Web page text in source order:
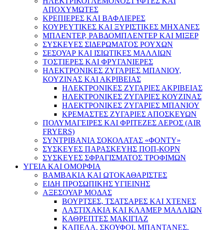
ΑΠΟΧΥΜΩΤΕΣ
ΚΡΕΠΙΕΡΕΣ ΚΑΙ ΒΑΦΛΙΕΡΕΣ
ΚΟΥΡΕΥΤΙΚΕΣ ΚΑΙ ΞΥΡΙΣΤΙΚΕΣ ΜΗΧΑΝΕΣ
ΜΠΛΕΝΤΕΡ, ΡΑΒΔΟΜΠΛΕΝΤΕΡ ΚΑΙ ΜΙΞΕΡ
ΣΥΣΚΕΥΕΣ ΣΙΔΕΡΩΜΑΤΟΣ ΡΟΥΧΩΝ
ΣΕΣΟΥΑΡ ΚΑΙ ΙΣΙΩΤΙΚΕΣ ΜΑΛΛΙΩΝ
ΤΟΣΤΙΕΡΕΣ ΚΑΙ ΦΡΥΓΑΝΙΕΡΕΣ
ΗΛΕΚΤΡΟΝΙΚΕΣ ΖΥΓΑΡΙΕΣ ΜΠΑΝΙΟΥ,
ΚΟΥΖΙΝΑΣ ΚΑΙ ΑΚΡΙΒΕΙΑΣ
ΗΛΕΚΤΡΟΝΙΚΕΣ ΖΥΓΑΡΙΕΣ ΑΚΡΙΒΕΙΑΣ
ΗΛΕΚΤΡΟΝΙΚΕΣ ΖΥΓΑΡΙΕΣ ΚΟΥΖΙΝΑΣ
ΗΛΕΚΤΡΟΝΙΚΕΣ ΖΥΓΑΡΙΕΣ ΜΠΑΝΙΟΥ
ΚΡΕΜΑΣΤΕΣ ΖΥΓΑΡΙΕΣ ΑΠΟΣΚΕΥΩΝ
ΠΟΛΥΜΑΓΕΙΡΕΣ ΚΑΙ ΦΡΙΤΕΖΕΣ ΑΕΡΟΣ (AIR
FRYERS)
ΣΥΝΤΡΙΒΑΝΙΑ ΣΟΚΟΛΑΤΑΣ «ΦΟΝΤΥ»
ΣΥΣΚΕΥΕΣ ΠΑΡΑΣΚΕΥΗΣ ΠΟΠ-ΚΟΡΝ
ΣΥΣΚΕΥΕΣ ΣΦΡΑΓΙΣΜΑΤΟΣ ΤΡΟΦΙΜΩΝ
ΥΓΕΙΑ ΚΑΙ ΟΜΟΡΦΙΑ
ΒΑΜΒΑΚΙΑ ΚΑΙ ΩΤΟΚΑΘΑΡΙΣΤΕΣ
ΕΙΔΗ ΠΡΟΣΩΠΙΚΗΣ ΥΓΙΕΙΝΗΣ
ΑΞΕΣΟΥΑΡ ΜΟΔΑΣ
ΒΟΥΡΤΣΕΣ, ΤΣΑΤΣΑΡΕΣ ΚΑΙ ΧΤΕΝΕΣ
ΛΑΣΤΙΧΑΚΙΑ ΚΑΙ ΚΛΑΜΕΡ ΜΑΛΛΙΩΝ
ΚΑΘΡΕΠΤΕΣ ΜΑΚΙΓΙΑΖ
ΚΑΠΕΛΑ, ΣΚΟΥΦΟΙ, ΜΠΑΝΤΑΝΕΣ,